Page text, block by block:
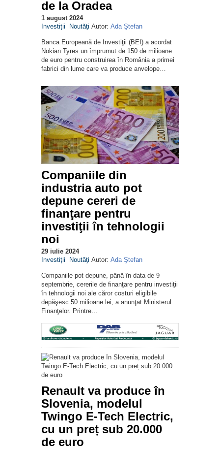
de la Oradea
1 august 2024
Investiții
Noutăţi Autor: Ada Ştefan
Banca Europeană de Investiţii (BEI) a acordat
Nokian Tyres un împrumut de 150 de milioane
de euro pentru construirea în România a primei
fabrici din lume care va produce anvelope…
Companiile din
industria auto pot
depune cereri de
finanţare pentru
investiţii în tehnologii
noi
29 iulie 2024
Investiții
Noutăţi Autor: Ada Ştefan
Companiile pot depune, până în data de 9
septembrie, cererile de finanţare pentru investiţii
în tehnologii noi ale căror costuri eligibile
depăşesc 50 milioane lei, a anunţat Ministerul
Finanţelor. Printre…
Renault va produce în
Slovenia, modelul
Twingo E-Tech Electric,
cu un preț sub 20.000
de euro